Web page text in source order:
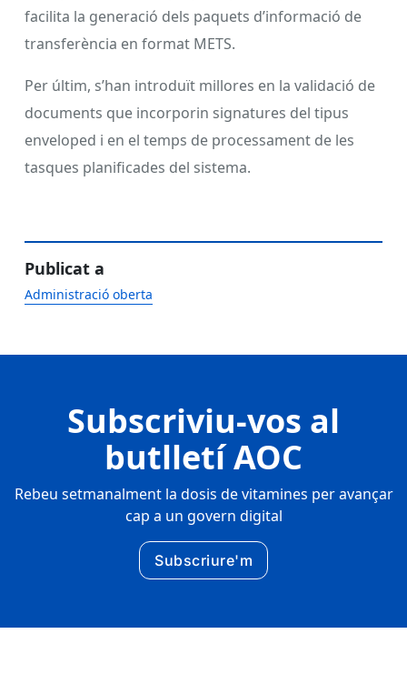
facilita la generació dels paquets d’informació de
transferència en format METS.
Per últim, s’han introduït millores en la validació de
documents que incorporin signatures del tipus
enveloped i en el temps de processament de les
tasques planificades del sistema.
Publicat a
Administració oberta
Subscriviu-vos al
butlletí AOC
Rebeu setmanalment la dosis de vitamines per avançar
cap a un govern digital
Subscriure'm